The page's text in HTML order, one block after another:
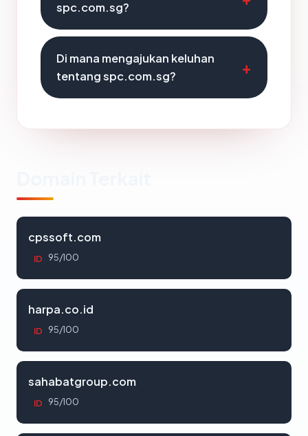
spc.com.sg?
Di mana mengajukan keluhan
tentang spc.com.sg?
cpssoft.com
ID 95/100
harpa.co.id
ID 95/100
sahabatgroup.com
ID 95/100